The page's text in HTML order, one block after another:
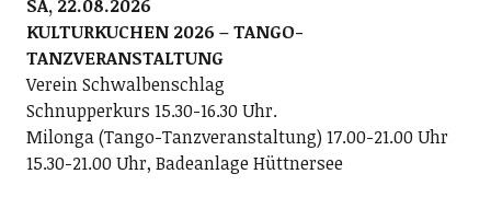
SA, 22.08.2026
KULTURKUCHEN 2026 – TANGO-
TANZVERANSTALTUNG
Verein Schwalbenschlag
Schnupperkurs 15.30-16.30 Uhr.
Milonga (Tango-Tanzveranstaltung) 17.00-21.00 Uhr
15.30-21.00 Uhr, Badeanlage Hüttnersee